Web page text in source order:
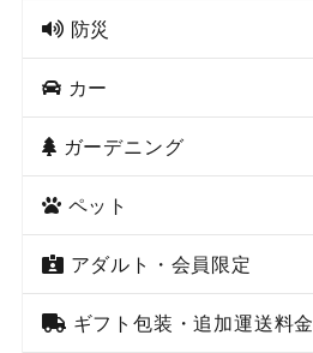
防災
カー
ガーデニング
ペット
アダルト・会員限定
ギフト包装・追加運送料金